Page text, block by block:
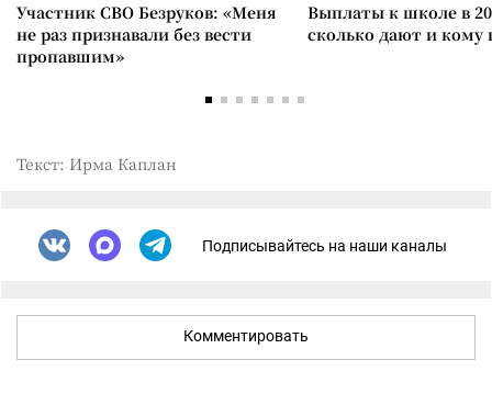
Участник СВО Безруков: «Меня
не раз признавали без вести
пропавшим»
Выплаты к школе в
сколько дают и
Текст: Ирма Каплан
Подписывайтесь на наши каналы
Комментировать